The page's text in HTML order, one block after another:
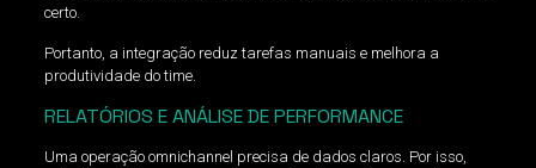
certo.
Portanto, a integração reduz tarefas manuais e melhora a
produtividade do time.
RELATÓRIOS E ANÁLISE DE PERFORMANCE
Uma operação omnichannel precisa de dados claros. Por isso,